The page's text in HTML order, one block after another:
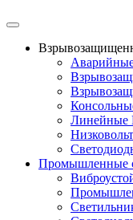
Линейные
Промышленные